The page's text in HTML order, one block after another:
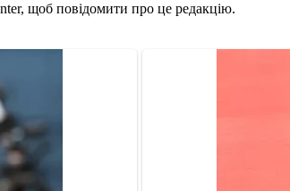
щоб повідомити про це редакцію.